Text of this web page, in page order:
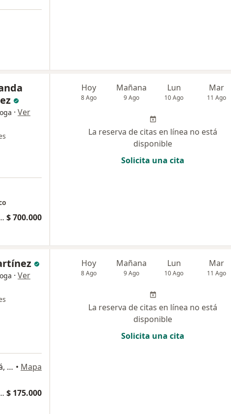
· Ver
neuropsicológicas $ 700.000
Hoy
8 Ago
Mañana
9 Ago
Lun
10 Ago
Mar
11 Ago
La reserva de citas en línea no está
disponible
Solicita una cita
· Ver
Carrera 22 #137 -17, Usaquén, Bogotá, Cundinamarca, Colombia, Bogotá • Mapa
neuropsicológicas $ 175.000
Hoy
8 Ago
Mañana
9 Ago
Lun
10 Ago
Mar
11 Ago
La reserva de citas en línea no está
disponible
Solicita una cita